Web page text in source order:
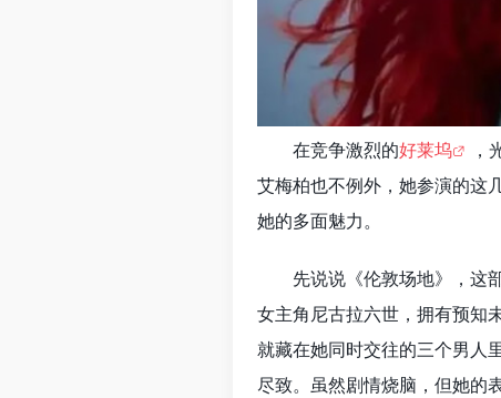
在竞争激烈的好莱坞
，
艾梅柏也不例外，她参演的这
她的多面魅力。
先说说《伦敦场地》，这
女主角尼古拉六世，拥有预知
就藏在她同时交往的三个男人
尽致。虽然剧情烧脑，但她的